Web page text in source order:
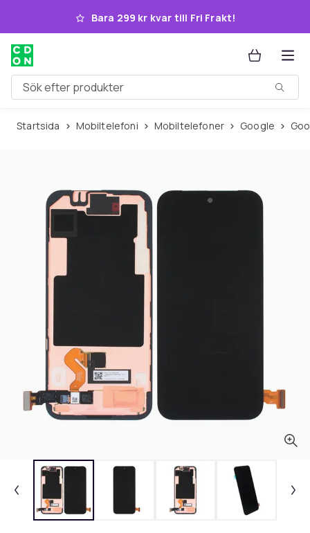
Hoppa till huvudinnehållet
Bara 299 kr kvar till Fri Frakt!
Sök efter produkter
Startsida Mobiltelefoni Mobiltelefoner Google